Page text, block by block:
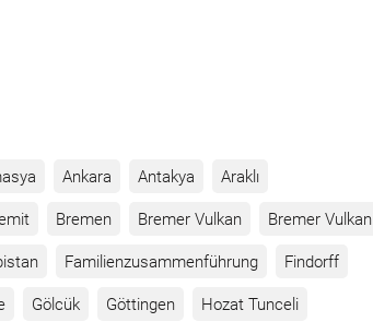
Ankara Antakya Araklı
Bremen Bremer Vulkan Bremer Vulkan
Familienzusammenführung Findorff
Gölcük Göttingen Hozat Tunceli